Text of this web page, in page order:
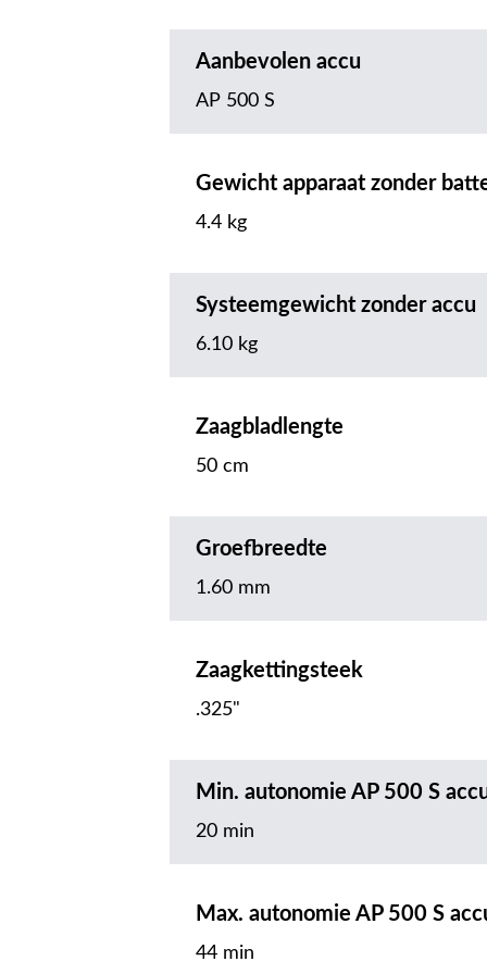
Aanbevolen accu
AP 500 S
Gewicht apparaat zonder
4.4 kg
Systeemgewicht zonder accu
6.10 kg
Zaagbladlengte
50 cm
Groefbreedte
1.60 mm
Zaagkettingsteek
.325"
Min. autonomie AP 500 S
20 min
Max. autonomie AP 500 S
44 min